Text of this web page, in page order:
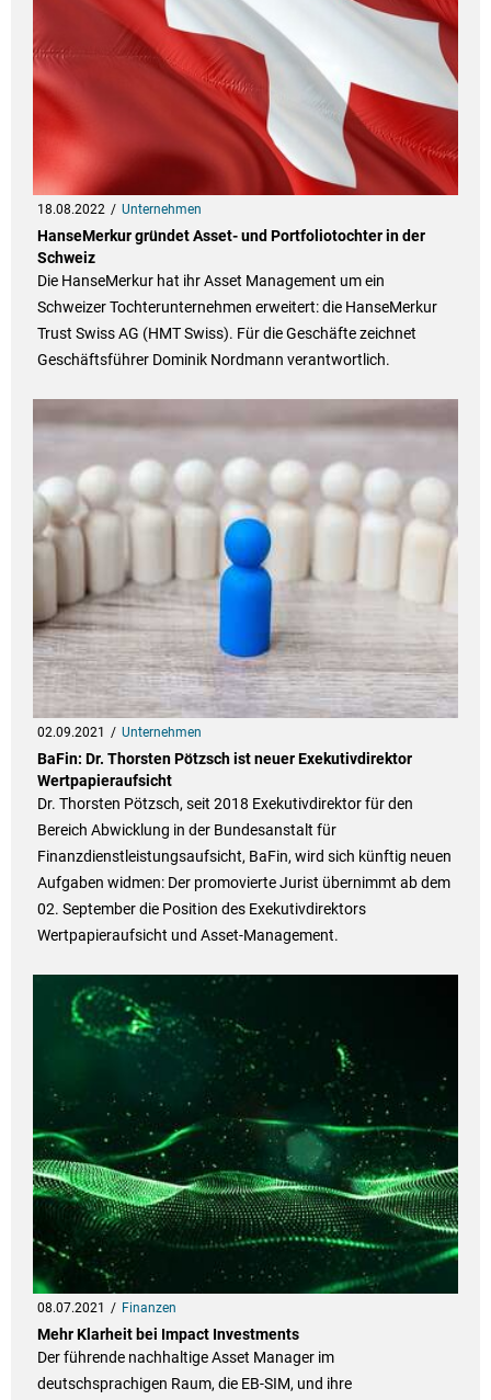
18.08.2022 Unternehmen
HanseMerkur gründet Asset- und Portfoliotochter in der
Schweiz
Die HanseMerkur hat ihr Asset Management um ein
Schweizer Tochterunternehmen erweitert: die HanseMerkur
Trust Swiss AG (HMT Swiss). Für die Geschäfte zeichnet
Geschäftsführer Dominik Nordmann verantwortlich.
02.09.2021 Unternehmen
BaFin: Dr. Thorsten Pötzsch ist neuer Exekutivdirektor
Wertpapieraufsicht
Dr. Thorsten Pötzsch, seit 2018 Exekutivdirektor für den
Bereich Abwicklung in der Bundesanstalt für
Finanzdienstleistungsaufsicht, BaFin, wird sich künftig neuen
Aufgaben widmen: Der promovierte Jurist übernimmt ab dem
02. September die Position des Exekutivdirektors
Wertpapieraufsicht und Asset-Management.
08.07.2021 Finanzen
Mehr Klarheit bei Impact Investments
Der führende nachhaltige Asset Manager im
deutschsprachigen Raum, die EB-SIM, und ihre